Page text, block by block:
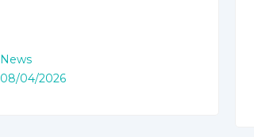
News
08/04/2026